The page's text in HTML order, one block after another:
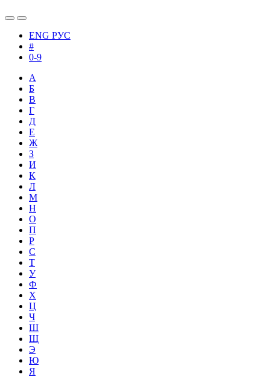
ENG РУС
#
0-9
А
Б
В
Г
Д
Е
Ж
З
И
К
Л
М
Н
О
П
Р
С
Т
У
Ф
Х
Ц
Ч
Ш
Щ
Э
Ю
Я